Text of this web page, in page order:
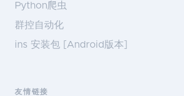
Python爬虫
群控自动化
ins 安装包 [Android版本]
友情链接